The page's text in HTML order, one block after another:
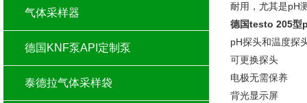
耐用，尤其是pH
德国testo 205型
pH探头和温度探
可更换探头
电极无需保养
背光显示屏
气体采样器
德国KNF泵API定制泵
泰德拉气体采样袋